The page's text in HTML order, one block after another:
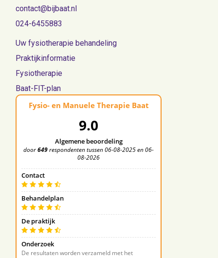
contact@bijbaat.nl
024-6455883
Uw fysiotherapie behandeling
Praktijkinformatie
Fysiotherapie
Baat-FIT-plan